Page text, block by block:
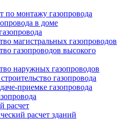
по монтажу газопровода
в доме
магистральных газопроводов
газопроводов высокого
наружных газопроводов
газопровода
приемке газопровода
расчет
расчет зданий